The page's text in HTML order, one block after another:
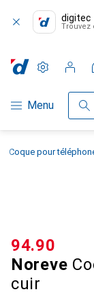
digitec
Trouvez
Navigation par
Menu
Paramètres
Compte
Listes de
Listes
Panier
Coque pour
Noreve
cuir
CHF
94.90